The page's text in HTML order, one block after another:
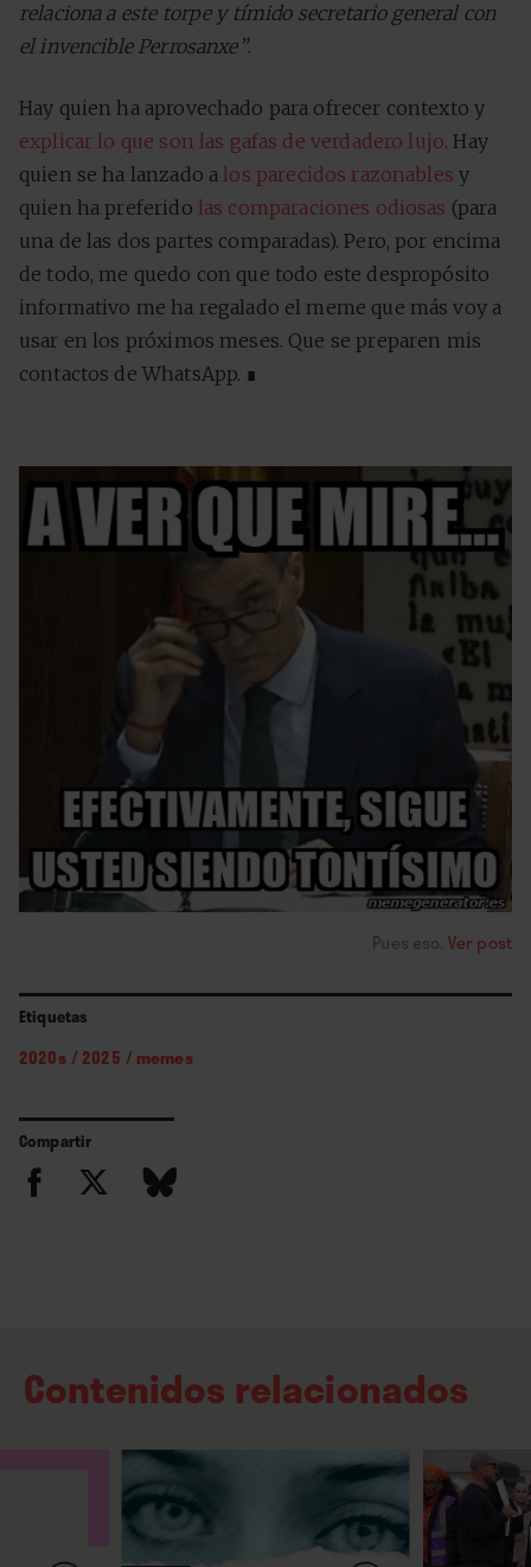
relaciona a este torpe y tímido secretario general con
el invencible Perrosanxe”.
Hay quien ha aprovechado para ofrecer contexto y
explicar lo que son las gafas de verdadero lujo. Hay
quien se ha lanzado alos parecidos razonables y
quien ha preferido las comparaciones odiosas (para
una de las dos partes comparadas). Pero, por encima
de todo, me quedo con que todo este despropósito
informativo me ha regalado el meme que más voy a
usar en los próximos meses. Que se preparen mis
contactos de WhatsApp. ∎
Pues eso. Ver post
Etiquetas
2020s / 2025 / memes
Compartir
Contenidos relacionados